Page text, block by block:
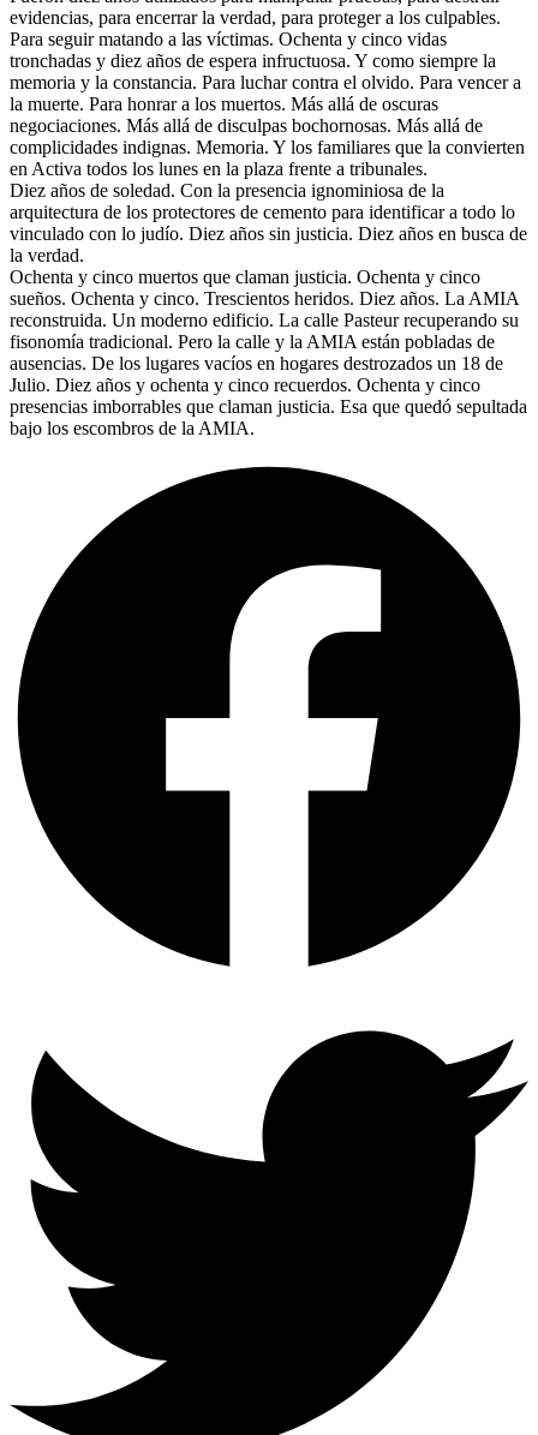
evidencias, para encerrar la verdad, para proteger a los culpables.
Para seguir matando a las víctimas. Ochenta y cinco vidas
tronchadas y diez años de espera infructuosa. Y como siempre la
memoria y la constancia. Para luchar contra el olvido. Para vencer a
la muerte. Para honrar a los muertos. Más allá de oscuras
negociaciones. Más allá de disculpas bochornosas. Más allá de
complicidades indignas. Memoria. Y los familiares que la convierten
en Activa todos los lunes en la plaza frente a tribunales.
Diez años de soledad. Con la presencia ignominiosa de la
arquitectura de los protectores de cemento para identificar a todo lo
vinculado con lo judío. Diez años sin justicia. Diez años en busca de
la verdad.
Ochenta y cinco muertos que claman justicia. Ochenta y cinco
sueños. Ochenta y cinco. Trescientos heridos. Diez años. La AMIA
reconstruida. Un moderno edificio. La calle Pasteur recuperando su
fisonomía tradicional. Pero la calle y la AMIA están pobladas de
ausencias. De los lugares vacíos en hogares destrozados un 18 de
Julio. Diez años y ochenta y cinco recuerdos. Ochenta y cinco
presencias imborrables que claman justicia. Esa que quedó sepultada
bajo los escombros de la AMIA.